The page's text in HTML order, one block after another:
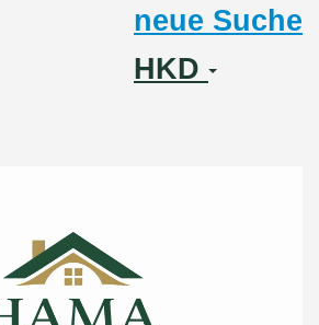
neue Suche
HKD